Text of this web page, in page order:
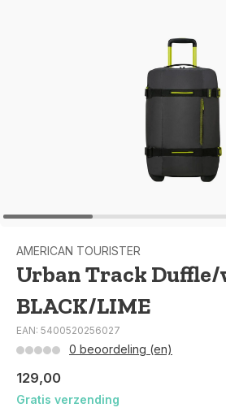
AMERICAN TOURISTER
Urban Track Duffle/
BLACK/LIME
EAN: 5400520256027
0 beoordeling (en)
129,00
Gratis verzending